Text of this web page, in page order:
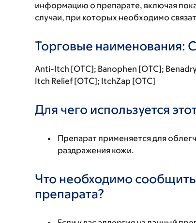
информацию о препарате, включая
случаи, при которых необходимо
Торговые наименования:
Anti-Itch [OTC]; Banophen [OTC];
Itch Relief [OTC]; ItchZap [OTC]
Для чего используется
Препарат применяется для
раздражения кожи.
Что необходимо
препарата?